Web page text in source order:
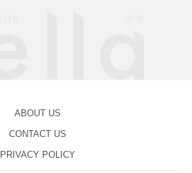
ABOUT US
CONTACT US
PRIVACY POLICY